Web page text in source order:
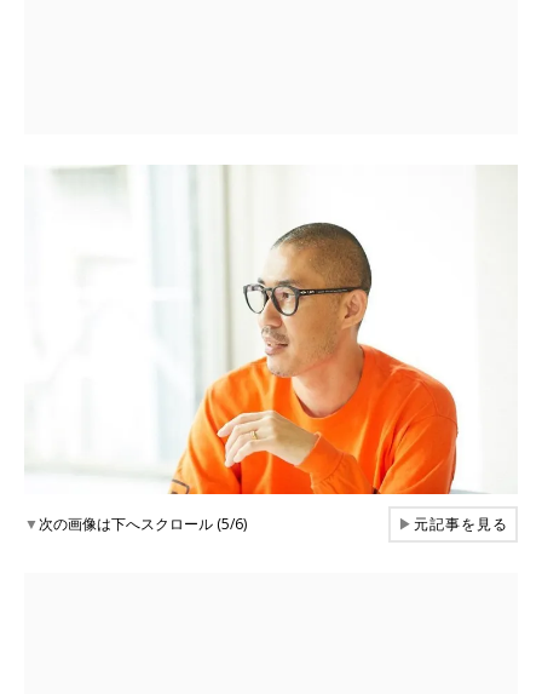
▼次の画像は下へスクロール (5/6) ▶元記事を見る